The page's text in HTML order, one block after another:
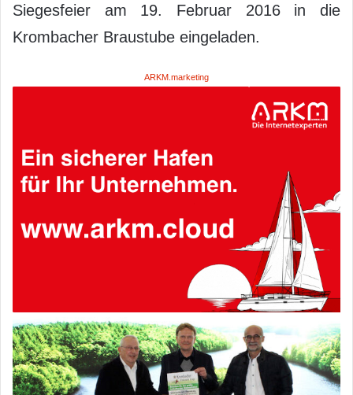
Siegesfeier am 19. Februar 2016 in die
Krombacher Braustube eingeladen.
ARKM.marketing